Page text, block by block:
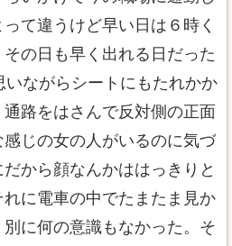
て違うけど早い日は６時く
の日も早く出れる日だった
ながらシートにもたれかか
路をはさんで反対側の正面
じの女の人がいるのに気づ
から顔なんかははっきりと
に電車の中でたまたま見か
に何の意識もなかった。そ